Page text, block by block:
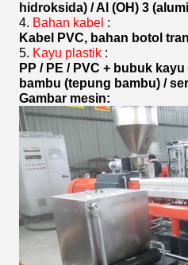
hidroksida) / Al (OH) 3
4. Bahan kabel :
Kabel PVC, bahan botol
5. Kayu plastik :
PP / PE / PVC + bubuk kayu
bambu (tepung bambu) /
Gambar mesin: